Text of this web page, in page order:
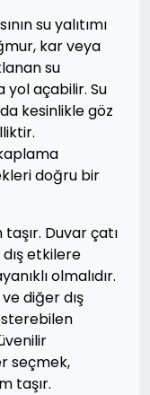
su yalıtımı
kar veya
su
yol açabilir. Su
kesinlikle göz
doğru bir
Duvar çatı
etkilere
olmalıdır.
diğer dış
seçmek,
taşır.